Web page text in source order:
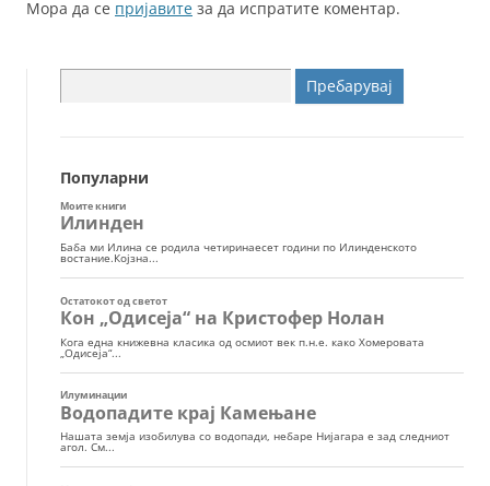
Мора да се пријавите за да испратите коментар.
за:
Популарни